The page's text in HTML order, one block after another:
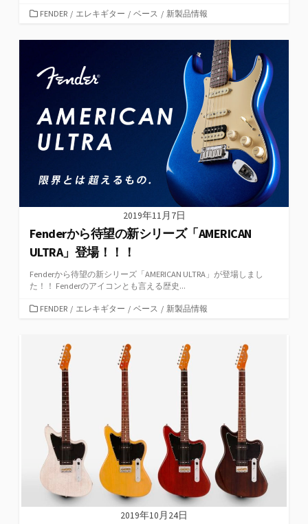
カ
ゴ
FENDER / エレキギター / ベース / 新製品情報
2019年11月7日
Fenderから待望の新シリーズ「AMERICAN
ULTRA」登場！！！
Fenderから待望の新シリーズ「AMERICAN ULTRA」が登場しまし
た！！ Fenderのアイコンとも言える歴史...
カFENDER / エレキギター / ベース / 新製品情報
2019年10月24日